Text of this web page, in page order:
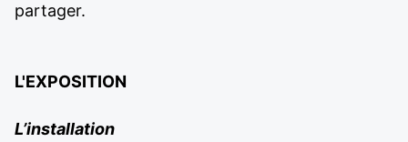
partager.
L'EXPOSITION
L’installation